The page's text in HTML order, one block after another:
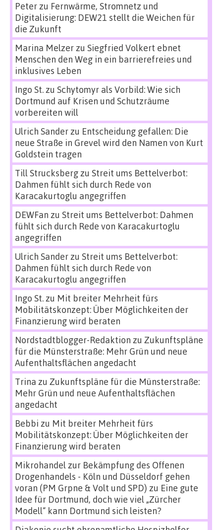
Peterzu Fernwärme, Stromnetz und
Digitalisierung: DEW21 stellt die Weichen für
die Zukunft
Marina Melzerzu Siegfried Volkert ebnet
Menschen den Weg in ein barrierefreies und
inklusives Leben
Ingo St.zu Schytomyr als Vorbild: Wie sich
Dortmund auf Krisen und Schutzräume
vorbereiten will
Ulrich Sanderzu Entscheidung gefallen: Die
neue Straße in Grevel wird den Namen von Kurt
Goldstein tragen
Till Strucksbergzu Streit ums Bettelverbot:
Dahmen fühlt sich durch Rede von
Karacakurtoglu angegriffen
DEWFan zu Streit ums Bettelverbot: Dahmen
fühlt sich durch Rede von Karacakurtoglu
angegriffen
Ulrich Sanderzu Streit ums Bettelverbot:
Dahmen fühlt sich durch Rede von
Karacakurtoglu angegriffen
Ingo St.zu Mit breiter Mehrheit fürs
Mobilitätskonzept: Über Möglichkeiten der
Finanzierung wird beraten
Nordstadtblogger-Redaktion zu Zukunftspläne
für die Münsterstraße: Mehr Grün und neue
Aufenthaltsflächen angedacht
Trina zu Zukunftspläne für die Münsterstraße:
Mehr Grün und neue Aufenthaltsflächen
angedacht
Bebbi zu Mit breiter Mehrheit fürs
Mobilitätskonzept: Über Möglichkeiten der
Finanzierung wird beraten
Mikrohandel zur Bekämpfung des Offenen
Drogenhandels - Köln und Düsseldorf gehen
voran (PM Grpne & Volt und SPD) zu Eine gute
Idee für Dortmund, doch wie viel „Zürcher
Modell“ kann Dortmund sich leisten?